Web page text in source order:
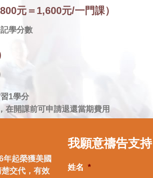
元＝1,600元/一門課）
學分數
1學分
在開課前可申請退還當期費用
年起榮獲美國
交代，有效
我願意禱告支持
姓名 *